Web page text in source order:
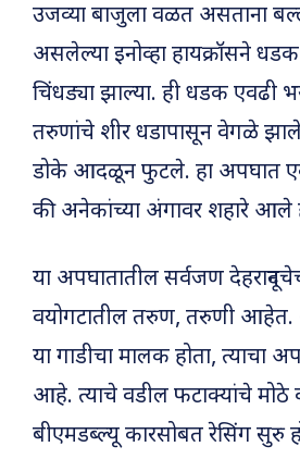
उजव्या बाजुला वळत असताना
असलेल्या इनोव्हा हायक्रॉसने
चिंधड्या झाल्या. ही धडक एवढी
तरुणांचे शीर धडापासून वेगळे
डोके आदळून फुटले. हा अपघात
की अनेकांच्या अंगावर शहारे आले
या अपघातातील सर्वजण
वयोगटातील तरुण, तरुणी आहेत.
या गाडीचा मालक होता, त्याचा
आहे. त्याचे वडील फटाक्यांचे मोठे
बीएमडब्ल्यू कारसोबत रेसिंग सुरु